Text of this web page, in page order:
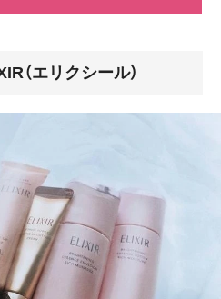
（エリクシール）